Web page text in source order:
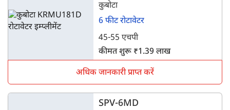
कुबोटा
6 फीट रोटावेटर
45-55 एचपी
कीमत शुरू ₹1.39 लाख
अधिक जानकारी प्राप्त करें
SPV-6MD